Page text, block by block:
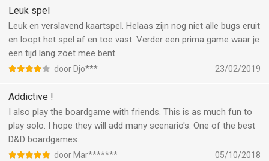
Leuk spel
Leuk en verslavend kaartspel. Helaas zijn nog niet alle bugs eruit
en loopt het spel af en toe vast. Verder een prima game waar je
een tijd lang zoet mee bent.
door Djo*** 23/02/2019
Addictive !
I also play the boardgame with friends. This is as much fun to
play solo. I hope they will add many scenario's. One of the best
D&D boardgames.
door Mar******* 05/10/2018